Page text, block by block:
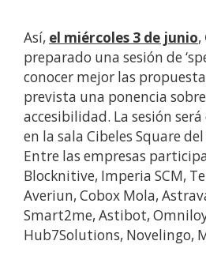
Así, el miércoles 3 de junio,
preparado una sesión de
conocer mejor las
prevista una ponencia
accesibilidad. La sesión será
en la sala Cibeles Square
Entre las empresas
Blocknitive, Imperia SCM,
Averiun, Cobox Mola,
Smart2me, Astibot,
Hub7Solutions, Novelingo,